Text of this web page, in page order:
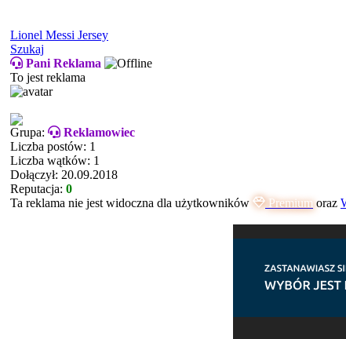
Lionel Messi Jersey
Szukaj
Pani Reklama
To jest reklama
Grupa:
Reklamowiec
Liczba postów: 1
Liczba wątków: 1
Dołączył: 20.09.2018
Reputacja: 0
Ta reklama nie jest widoczna dla użytkowników
Premiumoraz